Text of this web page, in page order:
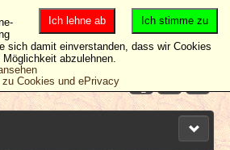
Ich stimme zu
Ich lehne ab
sich damit einverstanden, dass wir Cookies
abzulehnen.
Cookies und ePrivacy